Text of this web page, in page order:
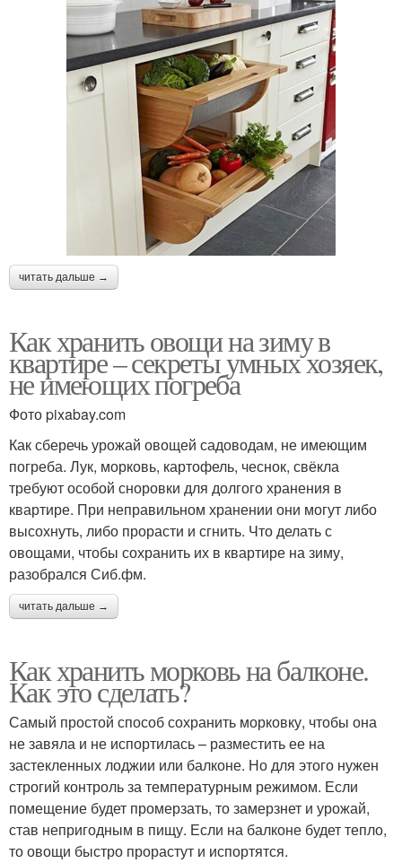
читать дальше →
Как хранить овощи на зиму в
квартире – секреты умных хозяек,
не имеющих погреба
Фото pixabay.com
Как сберечь урожай овощей садоводам, не имеющим
погреба. Лук, морковь, картофель, чеснок, свёкла
требуют особой сноровки для долгого хранения в
квартире. При неправильном хранении они могут либо
высохнуть, либо прорасти и сгнить. Что делать с
овощами, чтобы сохранить их в квартире на зиму,
разобрался Сиб.фм.
читать дальше →
Как хранить морковь на балконе.
Как это сделать?
Самый простой способ сохранить морковку, чтобы она
не завяла и не испортилась – разместить ее на
застекленных лоджии или балконе. Но для этого нужен
строгий контроль за температурным режимом. Если
помещение будет промерзать, то замерзнет и урожай,
став непригодным в пищу. Если на балконе будет тепло,
то овощи быстро прорастут и испортятся.